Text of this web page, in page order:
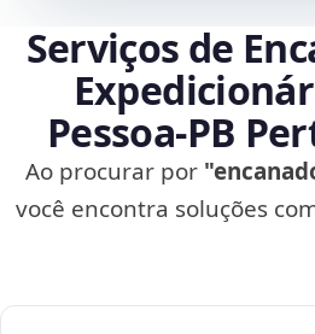
Serviços de
Pessoa‑PB
Ao procurar por
você encontra soluções